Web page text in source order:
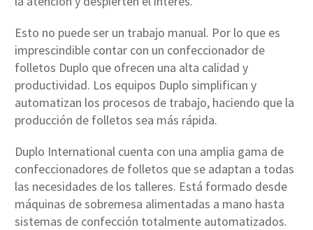
Esto no puede ser un trabajo manual. Por lo que es
imprescindible contar con un confeccionador de
folletos Duplo que ofrecen una alta calidad y
productividad. Los equipos Duplo simplifican y
automatizan los procesos de trabajo, haciendo que la
producción de folletos sea más rápida.
Duplo International cuenta con una amplia gama de
confeccionadores de folletos que se adaptan a todas
las necesidades de los talleres. Está formado desde
máquinas de sobremesa alimentadas a mano hasta
sistemas de confección totalmente automatizados.